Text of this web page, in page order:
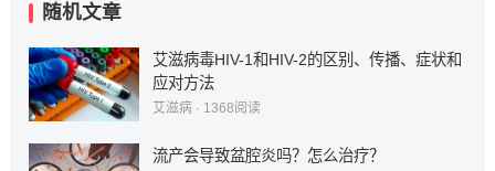
随机文章
艾滋病毒HIV-1和HIV-2的区别、传播、症状和
应对方法
艾滋病· 1368阅读
流产会导致盆腔炎吗？怎么治疗？